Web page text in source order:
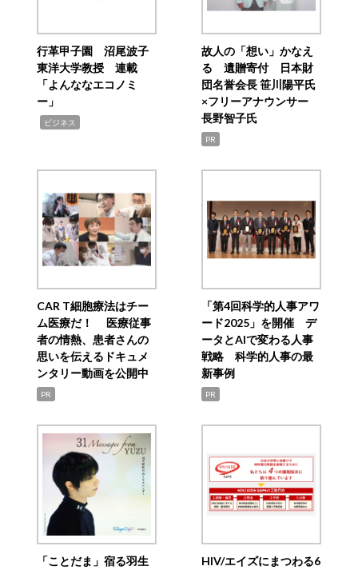
行革甲子園 沼尾波子
東洋大学教授 連載
「よんななエコノミ
ー」
ビジネス
故人の「想い」かなえ
る 遺贈寄付 日本財
団名誉会長 笹川陽平氏
×フリーアナウンサー
長野智子氏
PR
CAR T細胞療法はチー
ム医療だ！ 医療従事
者の情熱、患者さんの
思いを伝えるドキュメ
ンタリー動画を公開中
PR
「第4回科学的人事アワ
ード2025」を開催 デ
ータとAIで変わる人事
戦略 科学的人事の最
新事例
PR
「ことだま」宿る羽生
HIV/エイズにまつわる6